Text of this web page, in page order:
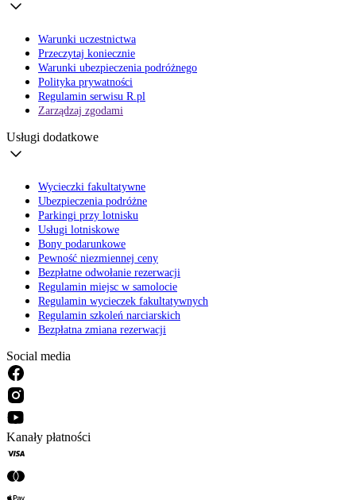
Warunki uczestnictwa
Przeczytaj koniecznie
Warunki ubezpieczenia podróżnego
Polityka prywatności
Regulamin serwisu R.pl
Zarządzaj zgodami
Usługi dodatkowe
Wycieczki fakultatywne
Ubezpieczenia podróżne
Parkingi przy lotnisku
Usługi lotniskowe
Bony podarunkowe
Pewność niezmiennej ceny
Bezpłatne odwołanie rezerwacji
Regulamin miejsc w samolocie
Regulamin wycieczek fakultatywnych
Regulamin szkoleń narciarskich
Bezpłatna zmiana rezerwacji
Social media
Kanały płatności